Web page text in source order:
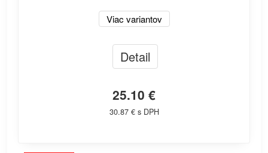
Viac variantov
Detail
25.10 €
30.87 € s DPH